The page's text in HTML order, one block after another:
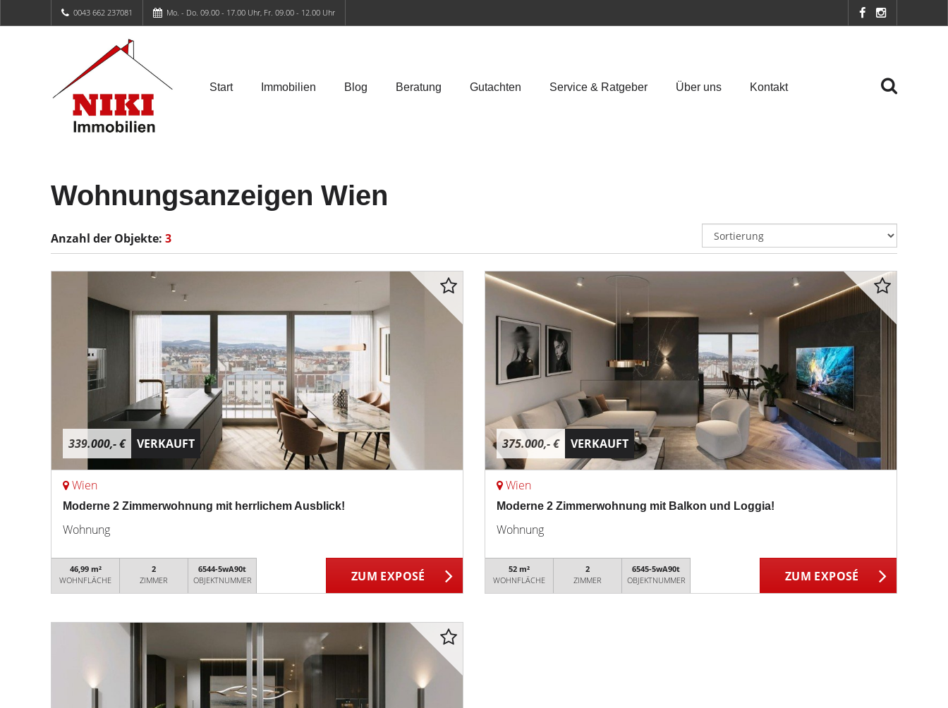
0043 662 237081 Mo. - Do. 09.00 - 17.00 Uhr, Fr. 09.00 - 12.00 Uhr
Start Immobilien Blog Beratung Gutachten Service & Ratgeber Über uns Kontakt
Wohnungsanzeigen Wien
Anzahl der Objekte: 3
339.000,- € VERKAUFT
Wien
Moderne 2 Zimmerwohnung mit herrlichem Ausblick!
Wohnung
46,99 m²
WOHNFLÄCHE
2
ZIMMER
6544-5wA90t
OBJEKTNUMMER
ZUM EXPOSÉ
375.000,- € VERKAUFT
Wien
Moderne 2 Zimmerwohnung mit Balkon und Loggia!
Wohnung
52 m²
WOHNFLÄCHE
2
ZIMMER
6545-5wA90t
OBJEKTNUMMER
ZUM EXPOSÉ